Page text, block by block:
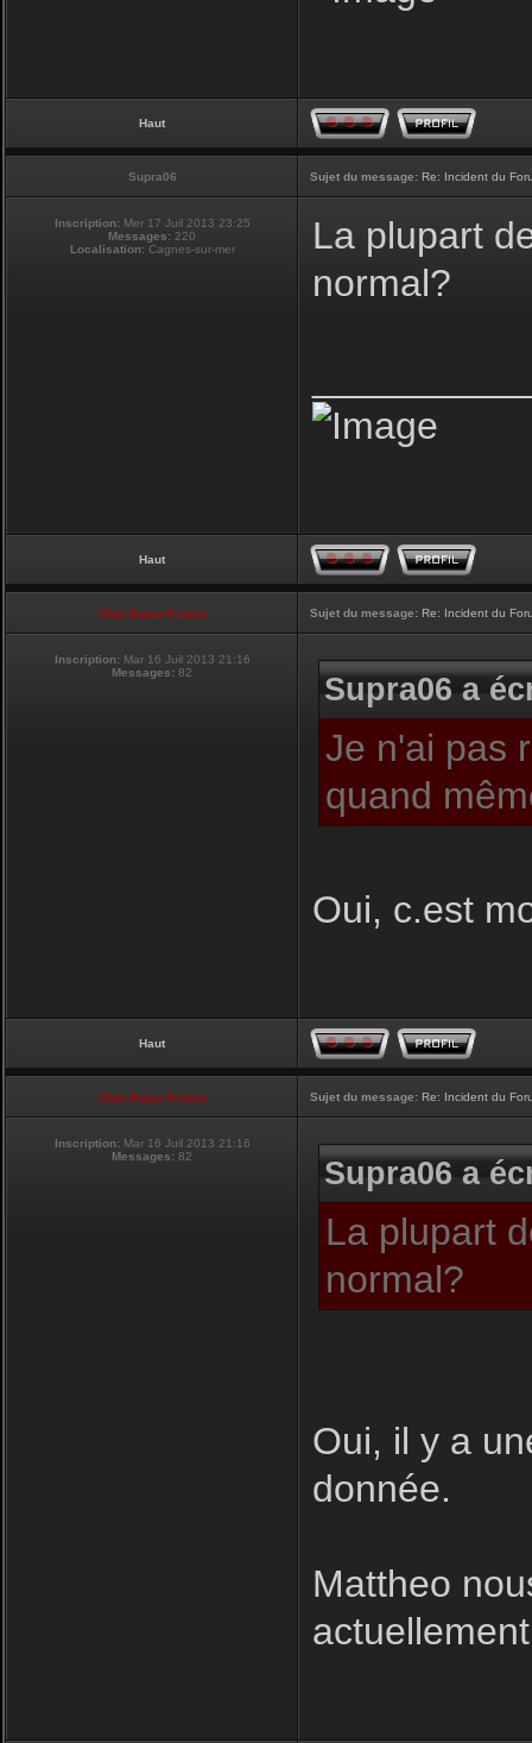
Haut
Supra06 Sujet du message: Re: Incident du
Inscription: Mer 17 Juil 2013 23:25
Messages: 220
Localisation:Cagnes-sur-mer
La plupart
normal?
Haut
Club Supra France Sujet du message: Re: Incident du
Inscription: Mar 16 Juil 2013 21:16
Messages: 82 Supra06 a
Je n'ai pas
quand
Oui, c.est
Haut
Club Supra France Sujet du message: Re: Incident du
Inscription: Mar 16 Juil 2013 21:16
Messages: 82 Supra06 a
La plupart
normal?
Oui, il y a
donnée.
Mattheo